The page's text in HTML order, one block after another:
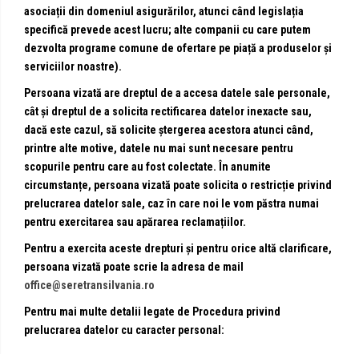
asociații din domeniul asigurărilor, atunci când legislația
specifică prevede acest lucru; alte companii cu care putem
dezvolta programe comune de ofertare pe piață a produselor și
serviciilor noastre).
Persoana vizată are dreptul de a accesa datele sale personale,
cât și dreptul de a solicita rectificarea datelor inexacte sau,
dacă este cazul, să solicite ștergerea acestora atunci când,
printre alte motive, datele nu mai sunt necesare pentru
scopurile pentru care au fost colectate. În anumite
circumstanțe, persoana vizată poate solicita o restricție privind
prelucrarea datelor sale, caz în care noi le vom păstra numai
pentru exercitarea sau apărarea reclamațiilor.
Pentru a exercita aceste drepturi și pentru orice altă clarificare,
persoana vizată poate scrie la adresa de mail
office@seretransilvania.ro
Pentru mai multe detalii legate de Procedura privind
prelucrarea datelor cu caracter personal: